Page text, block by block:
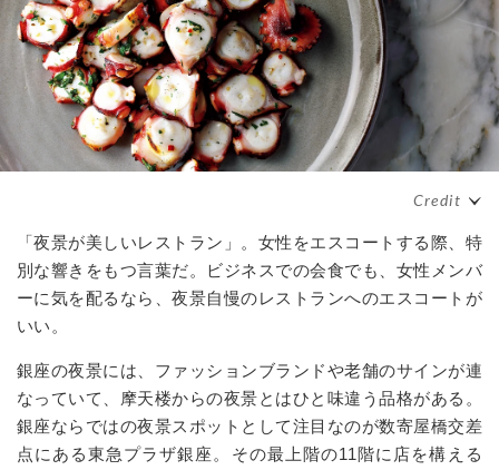
「夜景が美しいレストラン」。女性をエスコートする際、特
別な響きをもつ言葉だ。ビジネスでの会食でも、女性メンバ
ーに気を配るなら、夜景自慢のレストランへのエスコートが
いい。
銀座の夜景には、ファッションブランドや老舗のサインが連
なっていて、摩天楼からの夜景とはひと味違う品格がある。
銀座ならではの夜景スポットとして注目なのが数寄屋橋交差
点にある東急プラザ銀座。その最上階の11階に店を構える